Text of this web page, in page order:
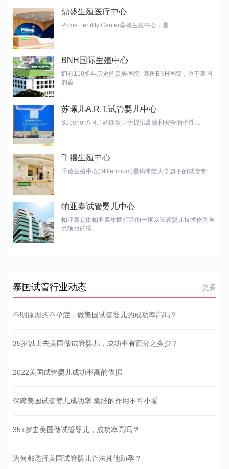
鼎盛生殖医疗中心
Prime Fertility Center鼎盛生殖中心，是…
BNH国际生殖中心
拥有110多年历史的贵族医院--泰国BNH医院，位于泰国
的首…
苏珮儿A.R.T.试管婴儿中心
Superior A.R.T.始终致力于提供高效和安全的个性…
千禧生殖中心
千禧生殖中心(Millennium)是玛希隆大学旗下的试管专…
帕亚泰试管婴儿中心
帕亚泰是由帕亚泰集团打造的一家以试管婴儿技术作为重
点项目的综…
泰国试管行业动态 更多
不明原因的不孕症，做美国试管婴儿的成功率高吗？
35岁以上去美国做试管婴儿，成功率有百分之多少？
2022美国试管婴儿成功率高的依据
保障美国试管婴儿成功率 囊胚的作用不可小看
35+岁去美国做试管婴儿，成功率高吗？
为何都选择美国试管婴儿合法其他助孕？